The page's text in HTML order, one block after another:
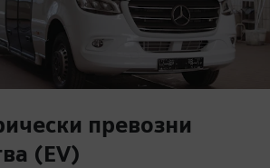
превозни
(EV)